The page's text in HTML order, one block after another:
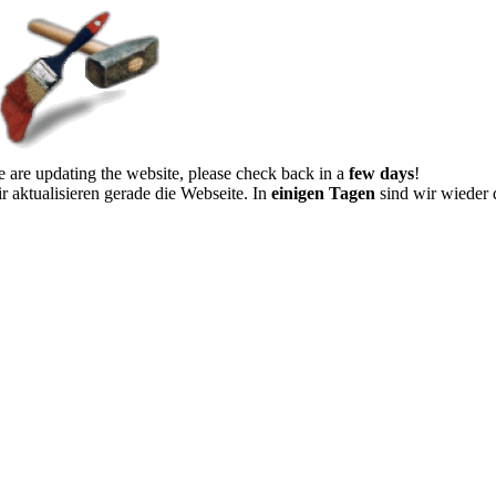
are updating the website, please check back in a few days!
aktualisieren gerade die Webseite. In einigen Tagen sind wir wieder